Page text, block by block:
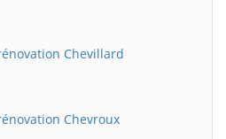
Chevillard
Chevroux